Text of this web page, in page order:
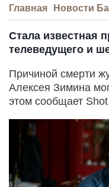
Главная Новости
Стала известная
телеведущего и
Причиной смерти
Алексея Зимина
этом сообщает